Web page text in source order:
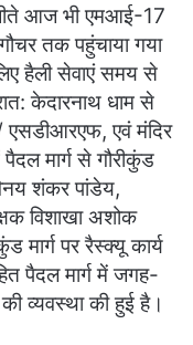
बीते आज भी एमआई-17
तक पहुंचाया गया
हैली सेवाएं समय से
केदारनाथ धाम से
एसडीआरएफ, एवं मंदिर
मार्ग से गौरीकुंड
शंकर पांडेय,
विशाखा अशोक
मार्ग पर रैस्क्यू कार्य
पैदल मार्ग में जगह-
व्यवस्था की हुई है।